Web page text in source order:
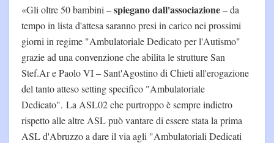
«Gli oltre 50 bambini –spiegano dall'associazione– da
tempo in lista d'attesa saranno presi in carico nei prossimi
giorni in regime "Ambulatoriale Dedicato per l'Autismo"
grazie ad una convenzione che abilita le strutture San
Stef.Ar e Paolo VI – Sant'Agostino di Chieti all'erogazione
del tanto atteso setting specifico "Ambulatoriale
Dedicato". La ASL02 che purtroppo è sempre indietro
rispetto alle altre ASL può vantare di essere stata la prima
ASL d'Abruzzo a dare il via agli "Ambulatoriali Dedicati